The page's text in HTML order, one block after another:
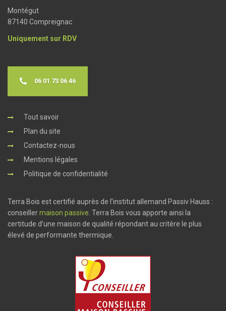
Montégut
87140 Compreignac
Uniquement sur RDV
06 01 73 06 46
Tout savoir
Plan du site
Contactez-nous
Mentions légales
Politique de confidentialité
Terra Bois est certifié auprès de l’institut allemand Passiv Hauss :
conseillermaison passive . Terra Bois vous apporte ainsi la
certitude d’une maison de qualité répondant au critère le plus
élevé de performante thermique.